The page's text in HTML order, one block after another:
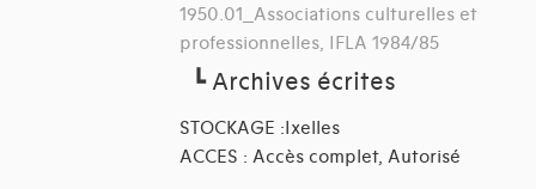
1950.01_Associations culturelles et
professionnelles, IFLA 1984/85
┗Archives écrites
STOCKAGE :Ixelles
ACCES : Accès complet, Autorisé